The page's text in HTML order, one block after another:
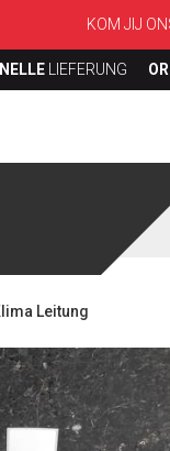
KOM JIJ
LIEFERUNG
Leitung